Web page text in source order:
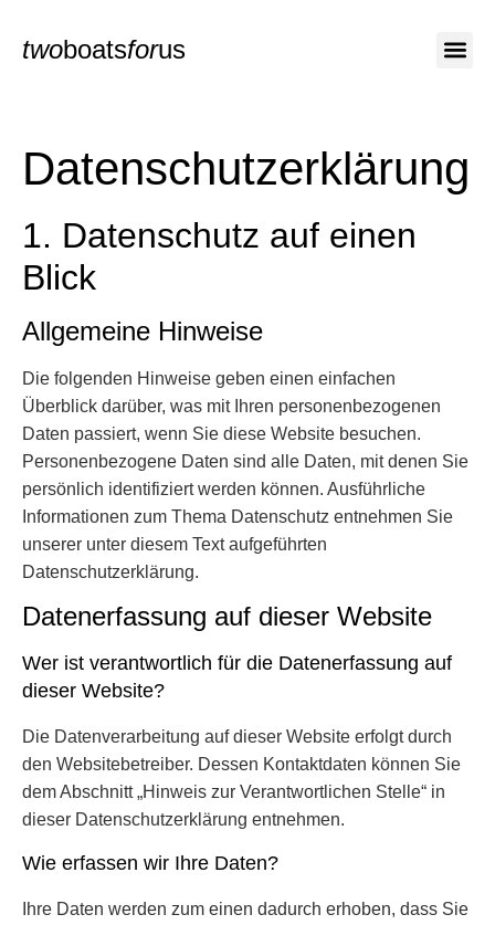
twoboatsforus
Datenschutz­erklärung
1. Datenschutz auf einen
Blick
Allgemeine Hinweise
Die folgenden Hinweise geben einen einfachen
Überblick darüber, was mit Ihren personenbezogenen
Daten passiert, wenn Sie diese Website besuchen.
Personenbezogene Daten sind alle Daten, mit denen Sie
persönlich identifiziert werden können. Ausführliche
Informationen zum Thema Datenschutz entnehmen Sie
unserer unter diesem Text aufgeführten
Datenschutzerklärung.
Datenerfassung auf dieser Website
Wer ist verantwortlich für die Datenerfassung auf
dieser Website?
Die Datenverarbeitung auf dieser Website erfolgt durch
den Websitebetreiber. Dessen Kontaktdaten können Sie
dem Abschnitt „Hinweis zur Verantwortlichen Stelle“ in
dieser Datenschutzerklärung entnehmen.
Wie erfassen wir Ihre Daten?
Ihre Daten werden zum einen dadurch erhoben, dass Sie